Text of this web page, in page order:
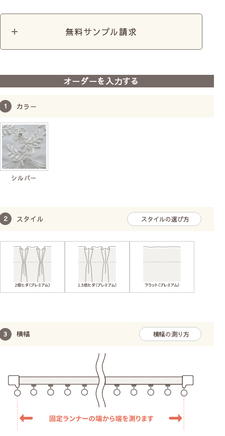
【トルコレースカーテン】
ジュリアゴールド
無料サンプル請求
オーダーを入力する
カラー
シルバー
スタイル スタイルの選び方
横幅 横幅の測り方